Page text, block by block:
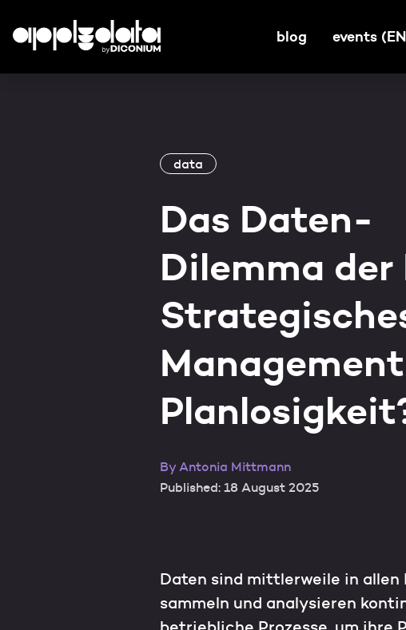
blog events
data
Das Daten-
Dilemma der
ByAntonia Mittmann
Published: 18 August 2025
Daten sind mittlerweile in allen
sammeln und analysieren